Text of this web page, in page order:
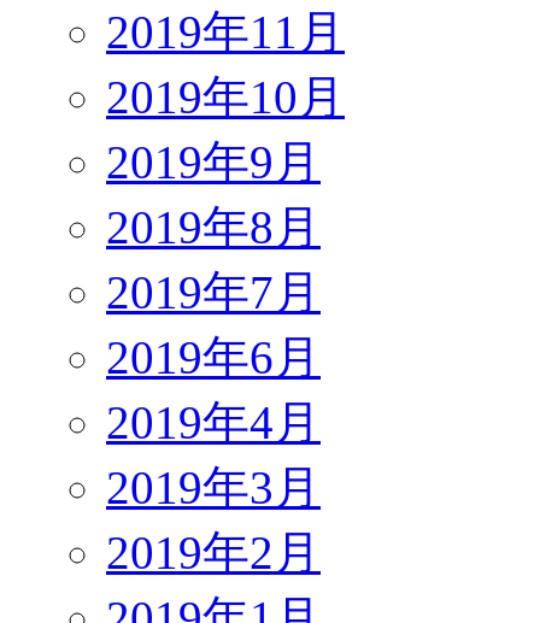
2019年11月
2019年10月
2019年9月
2019年8月
2019年7月
2019年6月
2019年4月
2019年3月
2019年2月